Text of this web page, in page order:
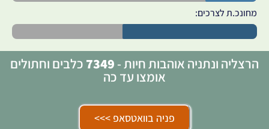
מחונכ.ת לצרכים:
הרצליה ונתניה אוהבות חיות - 7349 כלבים וחתולים
אומצו עד כה
פניה בוואטסאפ >>>